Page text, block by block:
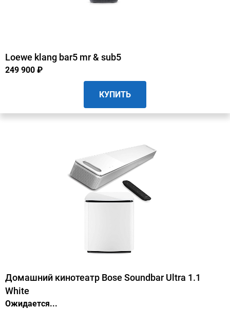
Loewe klang bar5 mr & sub5
249 900 ₽
КУПИТЬ
Домашний кинотеатр Bose Soundbar Ultra 1.1
White
Ожидается...